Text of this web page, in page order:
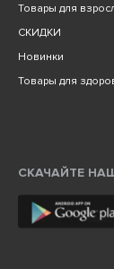
Товары для
СКИДКИ
Новинки
Товары для
СКАЧАЙТЕ